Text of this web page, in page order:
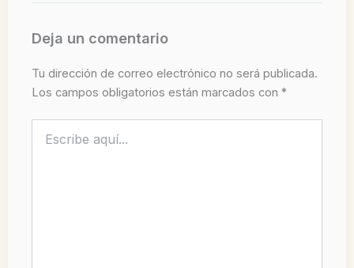
Deja un comentario
Tu dirección de correo electrónico no será publicada.
Los campos obligatorios están marcados con *
aquí...